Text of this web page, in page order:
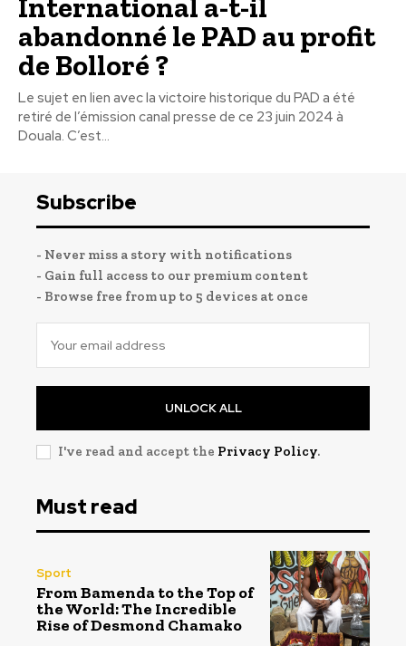
International a-t-il
abandonné le PAD au profit
de Bolloré ?
Le sujet en lien avec la victoire historique du PAD a été
retiré de l’émission canal presse de ce 23 juin 2024 à
Douala. C’est...
Subscribe
- Never miss a story with notifications
- Gain full access to our premium content
- Browse free from up to 5 devices at once
UNLOCK ALL
I've read and accept the Privacy Policy.
Must read
Sport
From Bamenda to the Top of
the World: The Incredible
Rise of Desmond Chamako